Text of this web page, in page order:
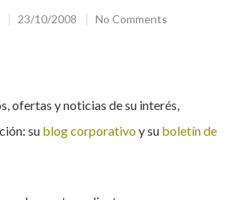
23/10/2008 No Comments
ofertas y noticias de su interés,
su blog corporativoy su boletín de